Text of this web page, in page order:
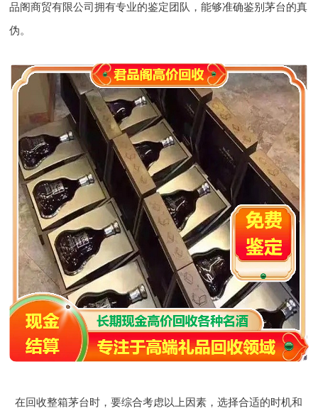
品阁商贸有限公司拥有专业的鉴定团队，能够准确鉴别茅台的真
伪。
在回收整箱茅台时，要综合考虑以上因素，选择合适的时机和